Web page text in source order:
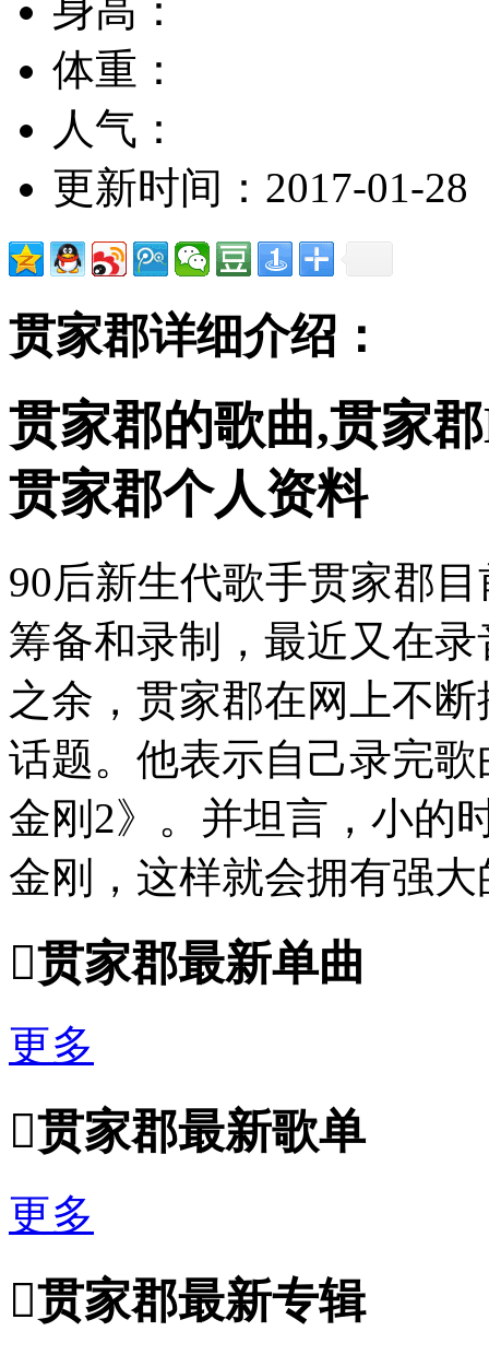
身高：
体重：
人气：
更新时间：2017-01-28
贯家郡详细介绍：
贯家郡的歌曲,贯家
贯家郡个人资料
90后新生代歌手贯家郡
筹备和录制，最近又在
之余，贯家郡在网上不
话题。他表示自己录完
金刚2》。并坦言，小的
金刚，这样就会拥有强
贯家郡最新单曲
更多
贯家郡最新歌单
更多
贯家郡最新专辑